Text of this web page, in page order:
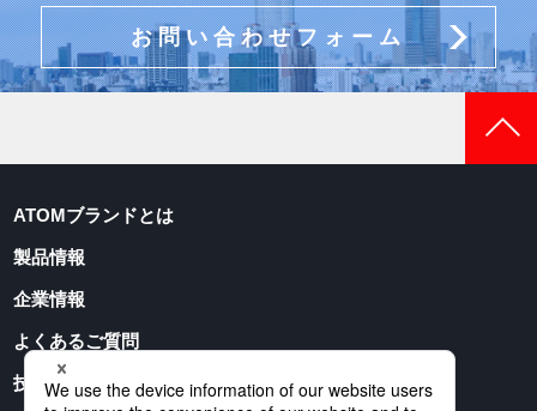
お問い合わせフォーム
ATOMブランドとは
製品情報
企業情報
よくあるご質問
技術資料ダウンロード